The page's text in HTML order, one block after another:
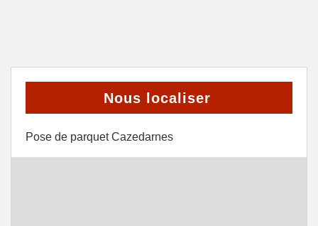
Nous localiser
Pose de parquet Cazedarnes